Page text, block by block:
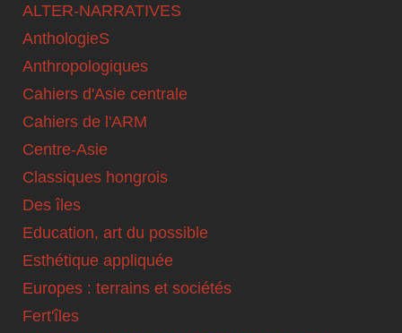
ALTER-NARRATIVES
AnthologieS
Anthropologiques
Cahiers d'Asie centrale
Cahiers de l'ARM
Centre-Asie
Classiques hongrois
Des îles
Education, art du possible
Esthétique appliquée
Europes : terrains et sociétés
Fert'îles